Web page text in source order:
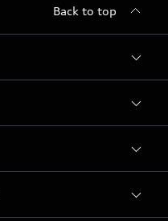
Back to top